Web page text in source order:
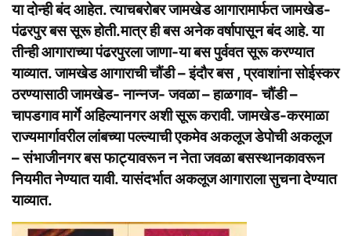
या दोन्ही बंद आहेत. त्याचबरोबर जामखेड आगारामार्फत जामखेड-
पंढरपुर बस सूरू होती.मात्र ही बस अनेक वर्षापासून बंद आहे. या
तीन्ही आगाराच्या पंढरपुरला जाणा-या बस पुर्ववत सूरू करण्यात
याव्यात. जामखेड आगाराची चौंडी – इंदौर बस , प्रवाशांना सोईस्कर
ठरण्यासाठी जामखेड- नान्नज- जवळा – हाळगाव- चौंडी –
चापडगाव मार्गे अहिल्यानगर अशी सूरू करावी. जामखेड-करमाळा
राज्यमार्गावरील लांबच्या पल्ल्याची एकमेव अकलूज डेपोची अकलूज
– संभाजीनगर बस फाट्यावरून न नेता जवळा बसस्थानकावरून
नियमीत नेण्यात यावी. यासंदर्भात अकलूज आगाराला सुचना देण्यात
याव्यात.